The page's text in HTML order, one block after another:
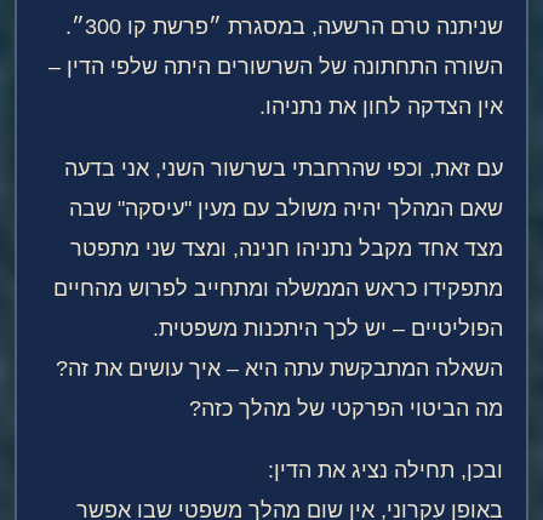
שניתנה טרם הרשעה, במסגרת ״פרשת קו 300״.
השורה התחתונה של השרשורים היתה שלפי הדין –
אין הצדקה לחון את נתניהו.
עם זאת, וכפי שהרחבתי בשרשור השני, אני בדעה
שאם המהלך יהיה משולב עם מעין "עיסקה" שבה
מצד אחד מקבל נתניהו חנינה, ומצד שני מתפטר
מתפקידו כראש הממשלה ומתחייב לפרוש מהחיים
הפוליטיים – יש לכך היתכנות משפטית.
השאלה המתבקשת עתה היא – איך עושים את זה?
מה הביטוי הפרקטי של מהלך כזה?
ובכן, תחילה נציג את הדין:
באופן עקרוני, אין שום מהלך משפטי שבו אפשר